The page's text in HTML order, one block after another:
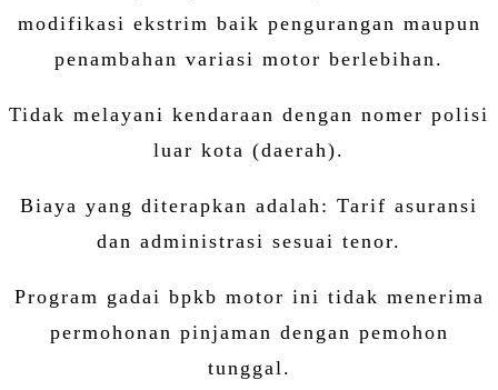
modifikasi ekstrim baik pengurangan maupun
penambahan variasi motor berlebihan.
Tidak melayani kendaraan dengan nomer polisi
luar kota (daerah).
Biaya yang diterapkan adalah: Tarif asuransi
dan administrasi sesuai tenor.
Program gadai bpkb motor ini tidak menerima
permohonan pinjaman dengan pemohon
tunggal.